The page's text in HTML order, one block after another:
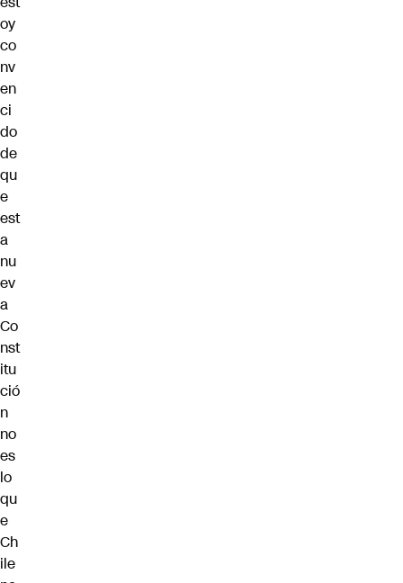
oy
co
nv
en
ci
do
de
qu
e
est
a
nu
ev
a
Co
nst
itu
ció
n
no
es
lo
qu
e
Ch
ile